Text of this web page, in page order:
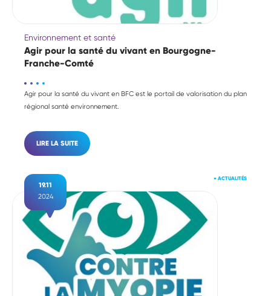
Environnement et santé
Agir pour la santé du vivant en Bourgogne-
Franche-Comté
Agir pour la santé du vivant en BFC est le portail de valorisation du plan
régional santé environnement.
LIRE LA SUITE
19.11
2024
● ACTUALITÉS